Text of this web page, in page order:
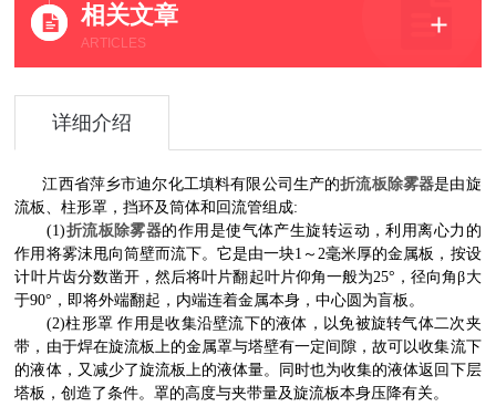
相关文章
ARTICLES
详细介绍
江西省萍乡市迪尔化工填料有限公司生产的折流板除雾器是由旋
流板、柱形罩，挡环及筒体和回流管组成:
(1)折流板除雾器的作用是使气体产生旋转运动，利用离心力的
作用将雾沫甩向筒壁而流下。它是由一块1～2毫米厚的金属板，按设
计叶片齿分数凿开，然后将叶片翻起叶片仰角一般为25°，径向角β大
于90°，即将外端翻起，内端连着金属本身，中心圆为盲板。
(2)柱形罩 作用是收集沿壁流下的液体，以免被旋转气体二次夹
带，由于焊在旋流板上的金属罩与塔壁有一定间隙，故可以收集流下
的液体，又减少了旋流板上的液体量。同时也为收集的液体返回下层
塔板，创造了条件。罩的高度与夹带量及旋流板本身压降有关。